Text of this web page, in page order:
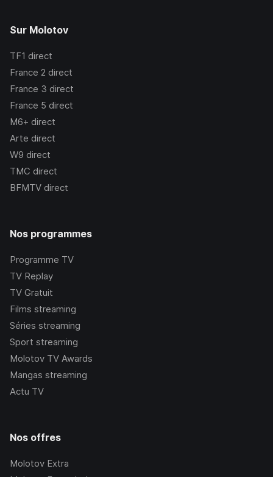
Sur Molotov
TF1 direct
France 2 direct
France 3 direct
France 5 direct
M6+ direct
Arte direct
W9 direct
TMC direct
BFMTV direct
Nos programmes
Programme TV
TV Replay
TV Gratuit
Films streaming
Séries streaming
Sport streaming
Molotov TV Awards
Mangas streaming
Actu TV
Nos offres
Molotov Extra